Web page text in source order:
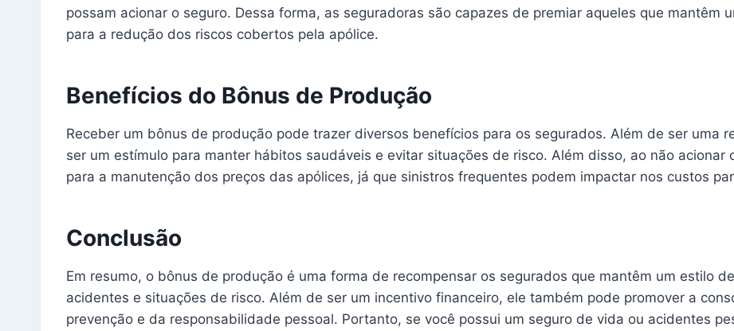
possam acionar o seguro. Dessa forma, as seguradoras são capazes de premiar aqueles que mantêm
para a redução dos riscos cobertos pela apólice.
Benefícios do Bônus de Produção
Receber um bônus de produção pode trazer diversos benefícios para os segurados. Além de ser uma
ser um estímulo para manter hábitos saudáveis e evitar situações de risco. Além disso, ao não
para a manutenção dos preços das apólices, já que sinistros frequentes podem impactar nos custos
Conclusão
Em resumo, o bônus de produção é uma forma de recompensar os segurados que mantêm um estilo
acidentes e situações de risco. Além de ser um incentivo financeiro, ele também pode promover a
prevenção e da responsabilidade pessoal. Portanto, se você possui um seguro de vida ou acidentes